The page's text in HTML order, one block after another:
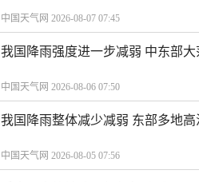
中国天气网 2026-08-07 07:45
我国降雨强度进一步减弱 中东部
中国天气网 2026-08-06 07:50
我国降雨整体减少减弱 东部多地
中国天气网 2026-08-05 07:56